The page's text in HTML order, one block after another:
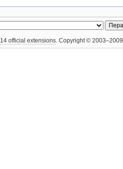
14 official extensions. Copyright © 2003–2009